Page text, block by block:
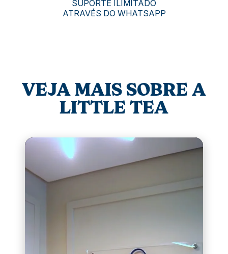
SUPORTE ILIMITADO
ATRAVÉS DO WHATSAPP
VEJA MAIS SOBRE A
LITTLE TEA